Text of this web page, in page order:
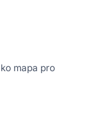
mapa pro